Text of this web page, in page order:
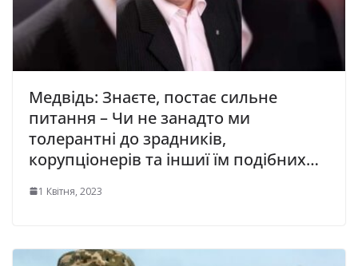
Медвідь: Знаєте, постає сильне
питання – Чи не занадто ми
толерантні до зрадників,
корупціонерів та іншиї їм подібних…
1 Квітня, 2023